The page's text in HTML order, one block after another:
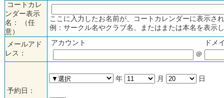
コートカレ
ンダー表示
名： （任
意）
ここに入力したお名前が、コートカレンダーに表示
例：サークル名やクラブ名、またはまたは本名を表示
メールアド
レス：
アカウント
ドメ
＠
予約日：
年 月 日